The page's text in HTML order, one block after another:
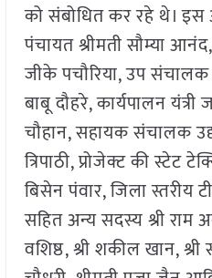
को संबोधित कर रहे थे।
पंचायत श्रीमती सौम्या
जीके पचौरिया, उप
बाबू दौहरे, कार्यपालन
चौहान, सहायक संचालक
त्रिपाठी, प्रोजेक्ट की स्टेट
बिसेन पंवार, जिला स्तरीय
सहित अन्य सदस्य श्री राम
वशिष्ठ, श्री शकील खान,